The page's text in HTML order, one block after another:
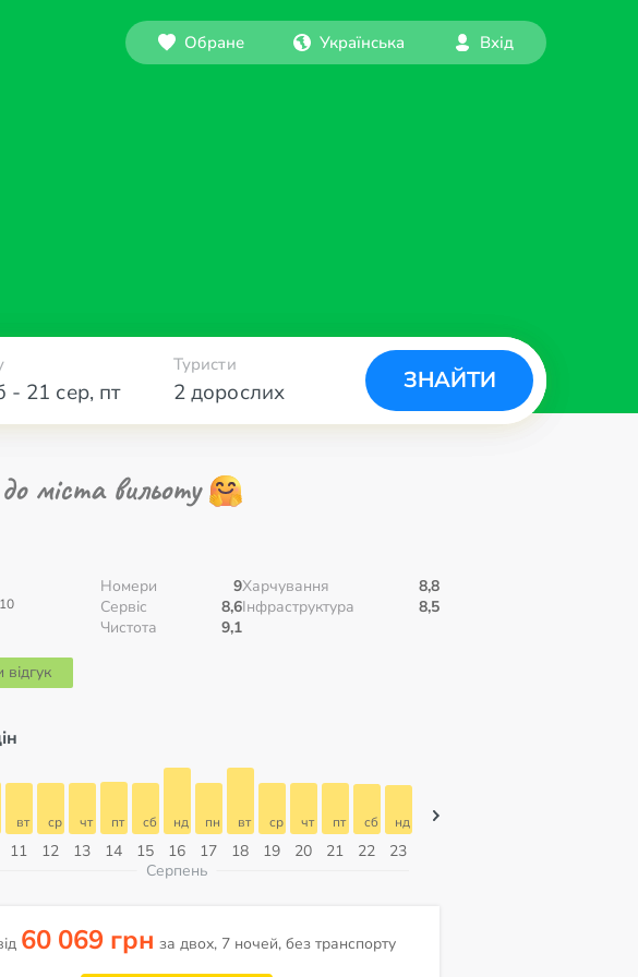
Обране Українська Вхід
- 21 сер, пт 2 дорослих
Туристи
ЗНАЙТИ
міста вильоту
Номери
9
Сервіс
8,6
Чистота
9,1
Харчування
8,8
Інфраструктура
8,5
11
вт
12
ср
13
чт
14
пт
15
сб
16
нд
17
пн
18
вт
19
ср
20
чт
21
пт
22
сб
23
нд
Серпень
60 069 грн за двох, 7 ночей, без транспорту